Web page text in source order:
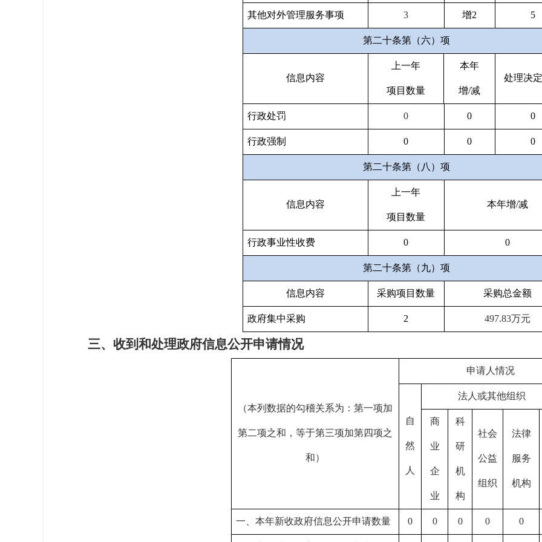
其他对外管理服务事项 3 增2 5
第二十条第（六）项
信息内容
上一年
项目数量
本年
增/减
处理决
行政处罚 0 0 0
行政强制 0 0 0
第二十条第（八）项
信息内容
上一年
项目数量
本年增/减
行政事业性收费 0 0
第二十条第（九）项
信息内容 采购项目数量 采购总金额
政府集中采购 2 497.83万元
三、收到和处理政府信息公开申请情况
（本列数据的勾稽关系为：第一项加
第二项之和，等于第三项加第四项之
和）
申请人情况
自
然
人
法人或其他组织
商
业
企
业
科
研
机
构
社会
公益
组织
法律
服务
机构
一、本年新收政府信息公开申请数量 0 0 0 0 0